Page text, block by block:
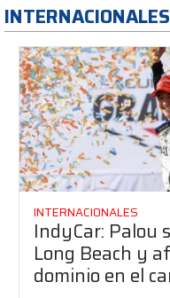
INTERNACIONALES
INTERNACIONALES
IndyCar: Palou
Long Beach y
dominio en el